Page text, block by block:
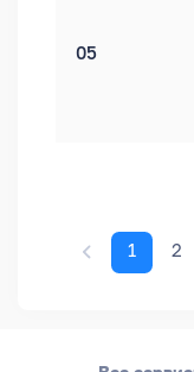
05
1 2